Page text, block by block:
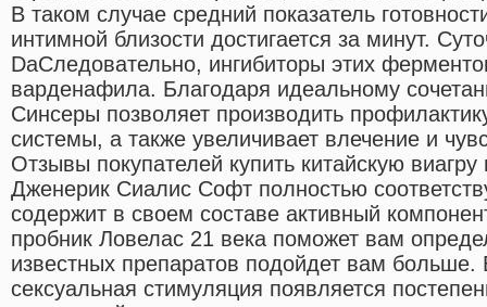
В таком случае средний показатель
интимной близости достигается за минут.
DaCледовательно, ингибиторы этих
варденафила. Благодаря идеальному
Синсеры позволяет производить
системы, а также увеличивает влечение и
Отзывы покупателей купить китайскую
Дженерик Сиалис Софт полностью
содержит в своем составе активный
пробник Ловелас 21 века поможет вам
известных препаратов подойдет вам больше.
сексуальная стимуляция появляется